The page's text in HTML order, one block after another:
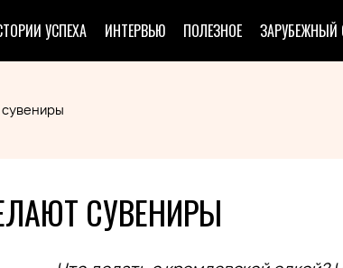
УСПЕХА ИНТЕРВЬЮ ПОЛЕЗНОЕ
СУВЕНИРЫ